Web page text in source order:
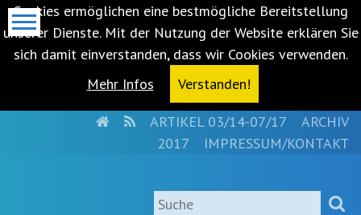
Cookies ermöglichen eine bestmögliche Bereitstellung
unserer Dienste. Mit der Nutzung der Website erklären Sie
sich damit einverstanden, dass wir Cookies verwenden.
Mehr Infos
Verstanden!
HOMERSSARTIKEL 03/14-07/17
ARCHIV
2017
IMPRESSUM/KONTAKT
Suche